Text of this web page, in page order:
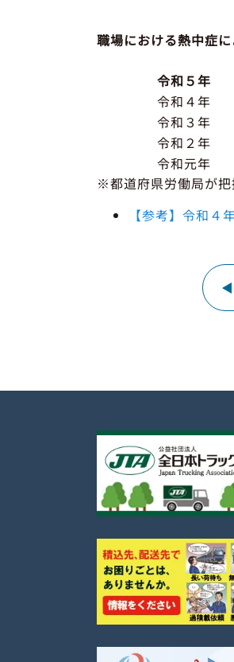
職場における熱中症
令和５年
令和４年
令和３年
令和２年
令和元年
※都道府県労働局が把
【参考】令和